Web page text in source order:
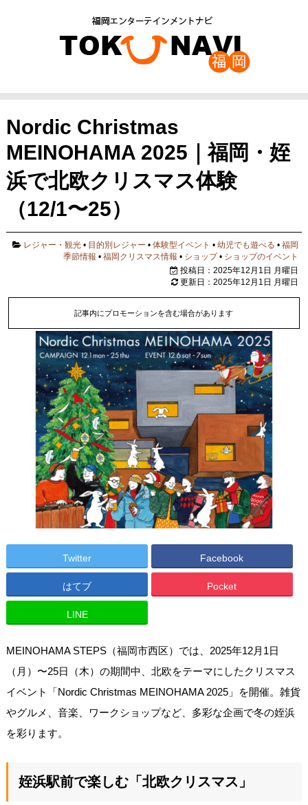
Nordic Christmas
MEINOHAMA 2025｜福岡・姪
浜で北欧クリスマス体験
（12/1〜25）
レジャー・観光 • 目的別レジャー •体験型イベント •幼児でも遊べる •福岡
季節情報 •福岡クリスマス情報 • ショップ• ショップのイベント
投稿日：2025年12月1日 月曜日
更新日：2025年12月1日 月曜日
記事内にプロモーションを含む場合があります
Twitter Facebook
はてブ Pocket
LINE
MEINOHAMA STEPS（福岡市西区）では、2025年12月1日
（月）〜25日（木）の期間中、北欧をテーマにしたクリスマス
イベント「Nordic Christmas MEINOHAMA 2025」を開催。雑貨
やグルメ、音楽、ワークショップなど、多彩な企画で冬の姪浜
を彩ります。
姪浜駅前で楽しむ「北欧クリスマス」